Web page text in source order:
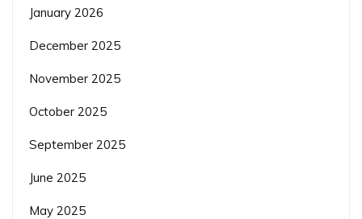
January 2026
December 2025
November 2025
October 2025
September 2025
June 2025
May 2025